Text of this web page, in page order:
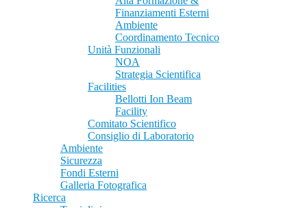
Finanziamenti Esterni
Ambiente
Coordinamento Tecnico
Unità Funzionali
NOA
Strategia Scientifica
Facilities
Bellotti Ion Beam
Facility
Comitato Scientifico
Consiglio di Laboratorio
Ambiente
Sicurezza
Fondi Esterni
Galleria Fotografica
Ricerca